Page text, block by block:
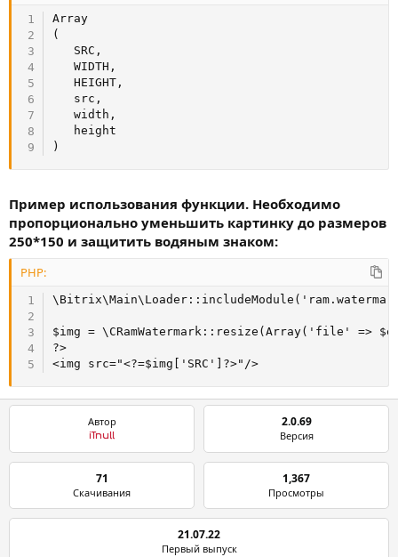
Array
(
SRC ,
WIDTH ,
HEIGHT ,
   src
,
   width
,
)
Пример использования функции. Необходимо
пропорционально уменьшить картинку до размеров
250*150 и защитить водяным знаком:
PHP:
$img = \CRamWatermark::resize(Array('file' =>
<img src="<?=$img [ 'SRC' ] ?>" />
Автор
iTnull
2.0.69
Версия
71
Скачивания
1,367
Просмотры
21.07.22
Первый выпуск